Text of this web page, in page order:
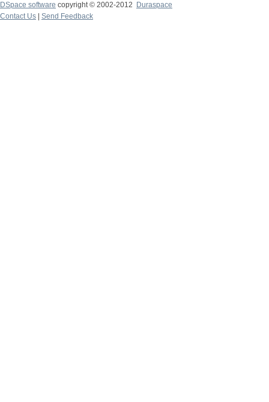
DSpace software copyright © 2002-2012
Duraspace
Contact Us
Send Feedback